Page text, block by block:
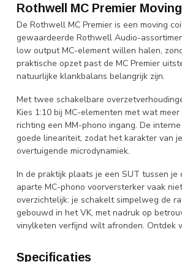
Rothwell MC Premier
De Rothwell MC Premier is een moving
gewaardeerde Rothwell Audio-
low output MC-element willen halen,
praktische opzet past de MC Premier
natuurlijke klankbalans belangrijk zijn.
Met twee schakelbare
Kies 1:10 bij MC-elementen met wat
richting een MM-phono ingang. De
goede lineariteit, zodat het karakter van
overtuigende microdynamiek.
In de praktijk plaats je een SUT tussen
aparte MC-phono voorversterker vaak
overzichtelijk: je schakelt simpelweg de
gebouwd in het VK, met nadruk op
vinylketen verfijnd wilt afronden. Ontdek
Specificaties